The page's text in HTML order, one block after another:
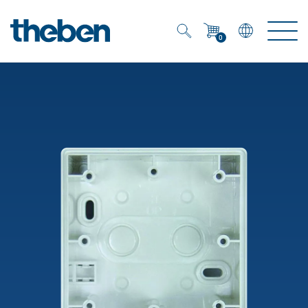
0
Energy Manager
Smart Home
DALI
Präsenzmelder & Bewegungsmelder
OEM-Lösungen
Ansprechpartner OEM
OEM-Referenzen
Zeit- und Lichtsteuerung
DALI-2 Lichtsteuerung
Downloads
Unternehmen